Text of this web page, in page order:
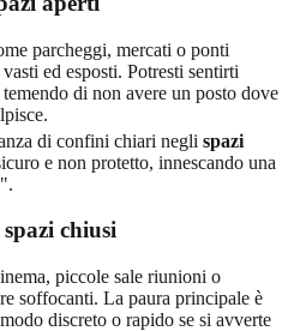
parcheggi, mercati o ponti
ed esposti. Potresti sentirti
di non avere un posto dove
di confini chiari negli spazi
e non protetto, innescando una
chiusi
piccole sale riunioni o
soffocanti. La paura principale è
discreto o rapido se si avverte